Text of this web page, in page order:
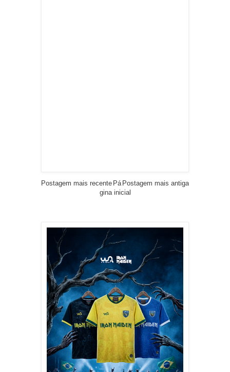
Postagem mais recente Postagem mais antiga
Pá
gina inicial